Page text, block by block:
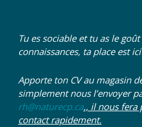
Tu es sociable et tu as le
connaissances, ta place est
Apporte ton CV au magasin
simplement nous l’envoyer
rh@naturecp.ca., il nous fera
contact rapidement.